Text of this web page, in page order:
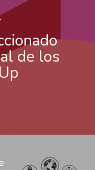
de los